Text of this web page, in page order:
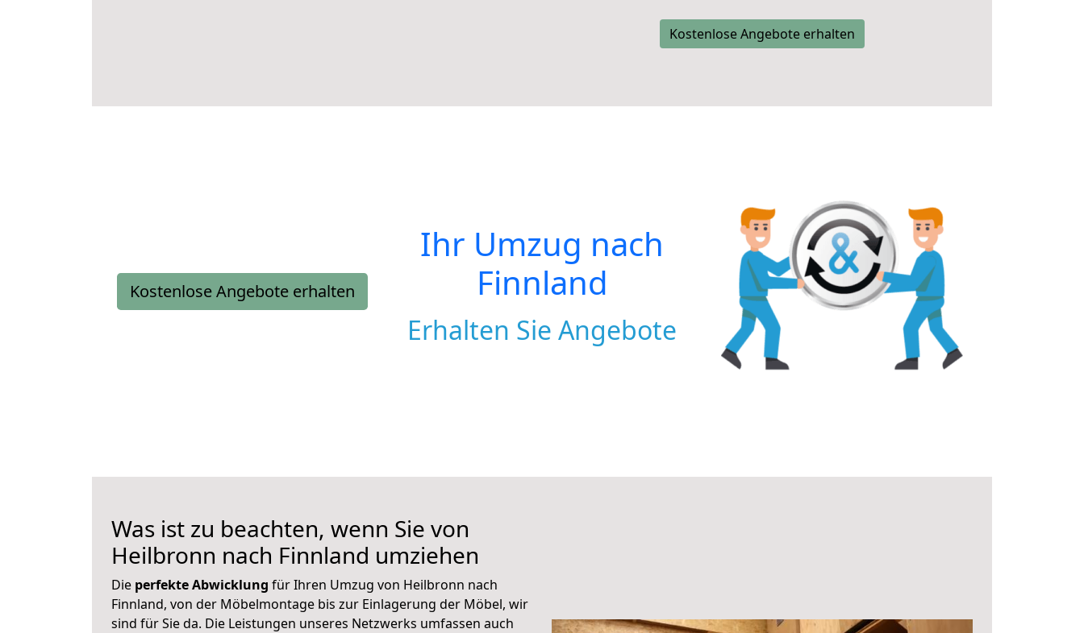
Kostenlose Angebote erhalten
Kostenlose Angebote erhalten
Ihr Umzug nach
Finnland
Erhalten Sie Angebote
Was ist zu beachten, wenn Sie von
Heilbronn nach Finnland umziehen
Die perfekte Abwicklung für Ihren Umzug von Heilbronn nach
Finnland, von der Möbelmontage bis zur Einlagerung der Möbel, wir
sind für Sie da. Die Leistungen unseres Netzwerks umfassen auch